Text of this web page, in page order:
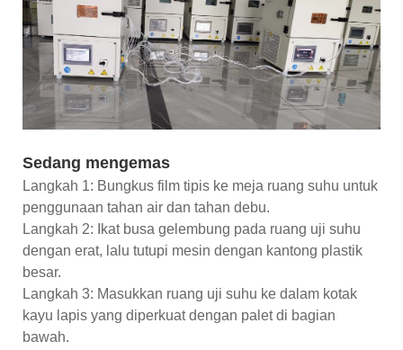
Sedang mengemas
Langkah 1: Bungkus film tipis ke meja ruang suhu untuk
penggunaan tahan air dan tahan debu.
Langkah 2: Ikat busa gelembung pada ruang uji suhu
dengan erat, lalu tutupi mesin dengan kantong plastik
besar.
Langkah 3: Masukkan ruang uji suhu ke dalam kotak
kayu lapis yang diperkuat dengan palet di bagian
bawah.